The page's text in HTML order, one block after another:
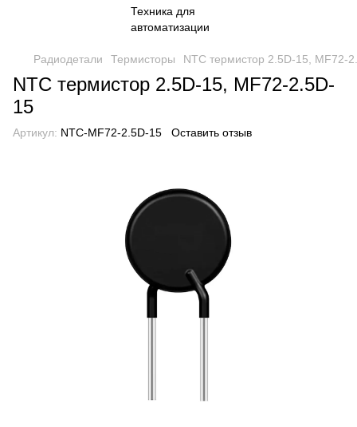
Радиодетали Термисторы NTC термистор 2.5D-15, MF72-
NTC термистор 2.5D-15, MF72-2.5D-
15
Артикул: NTC-MF72-2.5D-15 Оставить отзыв